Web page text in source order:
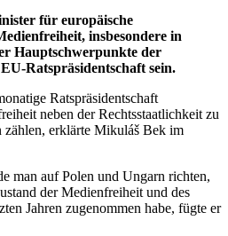
für europäische
insbesondere in
Hauptschwerpunkte der
Ratspräsidentschaft sein.
Ratspräsidentschaft
neben der Rechtsstaatlichkeit zu
zählen, erklärte Mikuláš Bek im
man auf Polen und Ungarn richten,
der Medienfreiheit und des
Jahren zugenommen habe, fügte er